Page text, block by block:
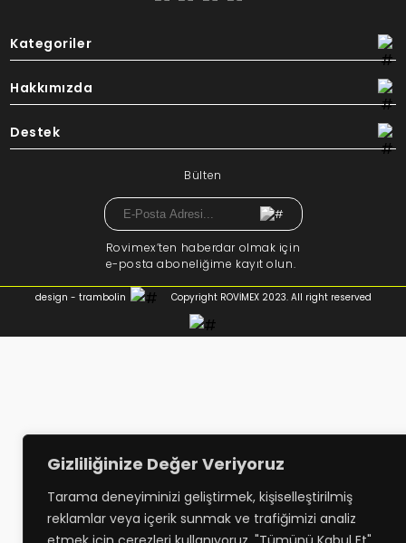
Gizliliğinize Değer Veriyoruz
Tarama deneyiminizi geliştirmek, kişiselleştirilmiş
reklamlar veya içerik sunmak ve trafiğimizi analiz
Kategoriler
Hakkımızda
Destek
Bülten
Rovimex’ten haberdar olmak için
e-posta aboneliğime kayıt olun.
design - trambolin Copyright ROVİMEX 2023. All right reserved